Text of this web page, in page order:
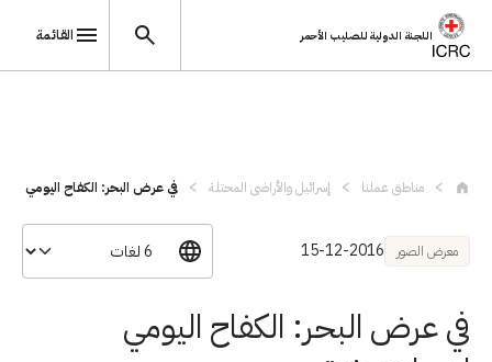
اللجنة الدولية للصليب الأحمر القائمة
مناطق عملنا إسرائيل والأراضي المحتلة في عرض البحر: الكفاح اليومي
معرض الصور 15-12-2016
في عرض البحر: الكفاح اليومي